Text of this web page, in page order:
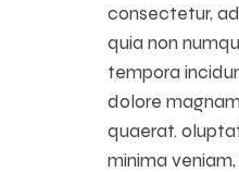
consectetur,
quia non
tempora
dolore
quaerat.
minima